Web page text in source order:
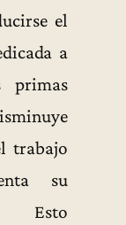
el
a
primas
trabajo
su
Esto